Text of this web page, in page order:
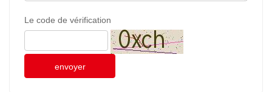
Le code de vérification
envoyer